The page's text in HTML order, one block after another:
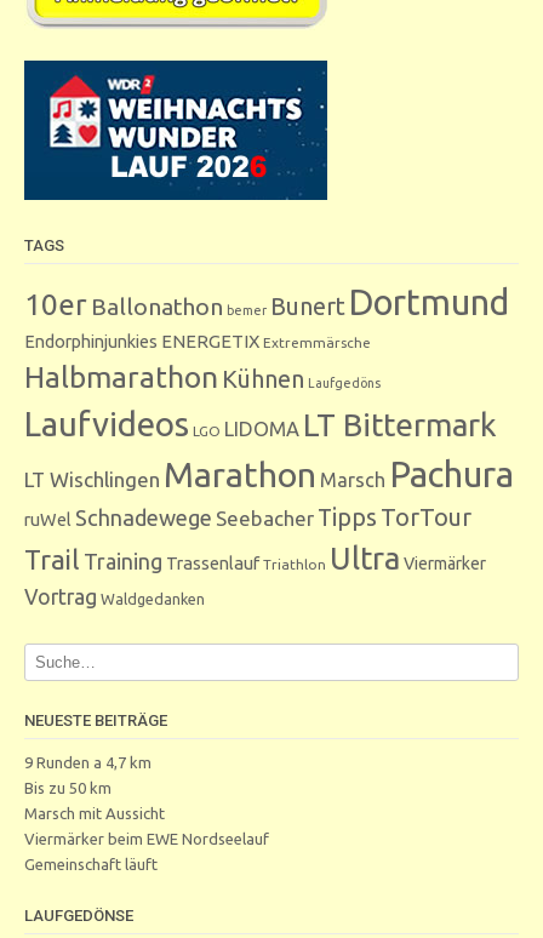
TAGS
10er Ballonathon bemer Bunert Dortmund
Endorphinjunkies ENERGETIX Extremmärsche
Halbmarathon Kühnen Laufgedöns
Laufvideos LGO LIDOMA LT Bittermark
LT Wischlingen Marathon Marsch Pachura
ruWel Schnadewege Seebacher Tipps TorTour
Trail Training Trassenlauf Triathlon Ultra Viermärker
Vortrag Waldgedanken
NEUESTE BEITRÄGE
9 Runden a 4,7 km
Bis zu 50 km
Marsch mit Aussicht
Viermärker beim EWE Nordseelauf
Gemeinschaft läuft
LAUFGEDÖNSE